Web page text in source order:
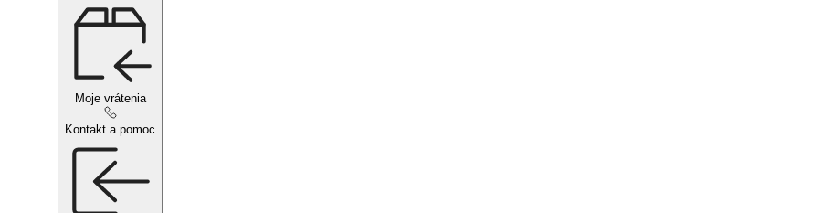
Moje vrátenia
Kontakt a pomoc